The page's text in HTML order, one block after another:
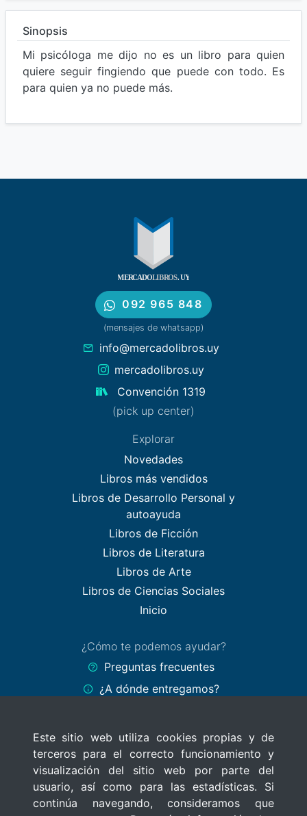
Este sitio web utiliza cookies propias y de
terceros para el correcto funcionamiento y
visualización del sitio web por parte del
usuario, así como para las estadísticas. Si
continúa navegando, consideramos que
Sinopsis
Mi psicóloga me dijo no es un libro para quien
quiere seguir fingiendo que puede con todo. Es
para quien ya no puede más.
092 965 848
(mensajes de whatsapp)
info@mercadolibros.uy
mercadolibros.uy
Convención 1319
(pick up center)
Explorar
Novedades
Libros más vendidos
Libros de Desarrollo Personal y
autoayuda
Libros de Ficción
Libros de Literatura
Libros de Arte
Libros de Ciencias Sociales
Inicio
¿Cómo te podemos ayudar?
Preguntas frecuentes
¿A dónde entregamos?
Políticas del sitio
Términos y Condiciones
Políticas de privacidad
Uso de cookies